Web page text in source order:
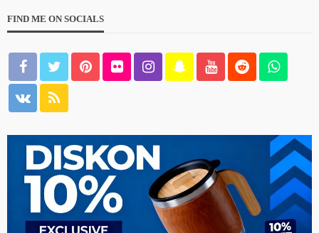
FIND ME ON SOCIALS